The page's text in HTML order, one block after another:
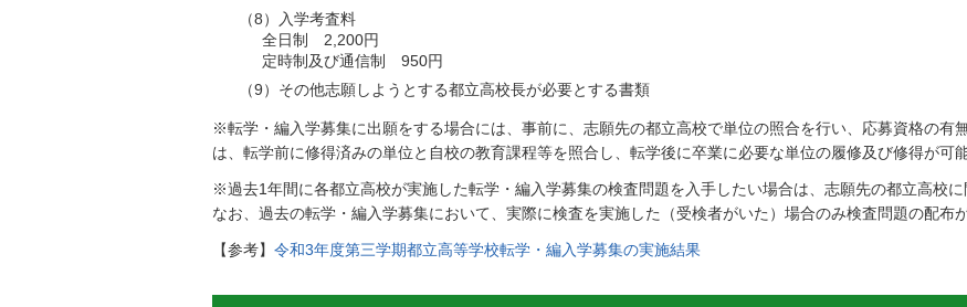
（8）入学考査料
全日制 2,200円
定時制及び通信制 950円
（9）その他志願しようとする都立高校長が必要とする書類
※転学・編入学募集に出願をする場合には、事前に、志願先の都立高校で単位の照合を行い、応募資格の有
は、転学前に修得済みの単位と自校の教育課程等を照合し、転学後に卒業に必要な単位の履修及び修得が可
※過去1年間に各都立高校が実施した転学・編入学募集の検査問題を入手したい場合は、志願先の都立高校に
なお、過去の転学・編入学募集において、実際に検査を実施した（受検者がいた）場合のみ検査問題の配布
【参考】 令和3年度第三学期都立高等学校転学・編入学募集の実施結果